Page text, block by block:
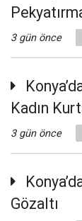
3 gün önce
Kadın
3 gün önce
Gözaltı